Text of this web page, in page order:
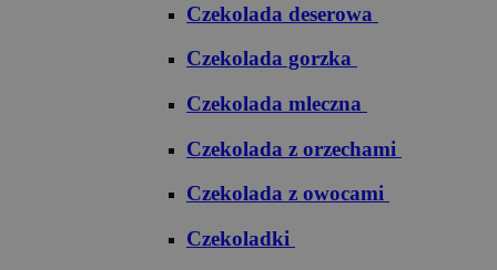
Czekolada deserowa
Czekolada gorzka
Czekolada mleczna
Czekolada z orzechami
Czekolada z owocami
Czekoladki